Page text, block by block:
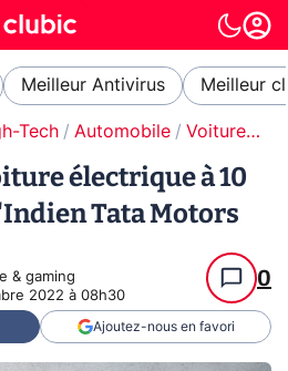
Meilleur Antivirus Meilleur
Tech Automobile Voitures électriques
électrique à 10
Tata Motors
& gaming
2022 à 08h30
0
Ajoutez-nous en favori